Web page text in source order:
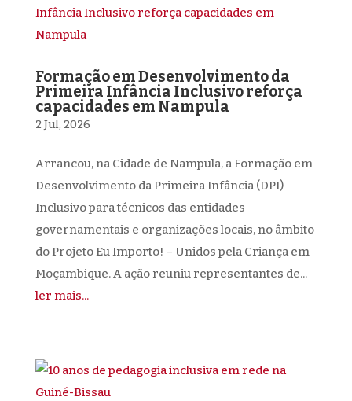
Formação em Desenvolvimento da
Primeira Infância Inclusivo reforça
capacidades em Nampula
2 Jul, 2026
Arrancou, na Cidade de Nampula, a Formação em
Desenvolvimento da Primeira Infância (DPI)
Inclusivo para técnicos das entidades
governamentais e organizações locais, no âmbito
do Projeto Eu Importo! – Unidos pela Criança em
Moçambique. A ação reuniu representantes de...
ler mais...